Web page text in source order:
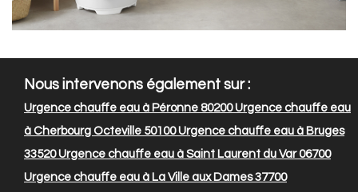
Nous intervenons également sur :
Urgence chauffe eau à Péronne 80200Urgence chauffe eau
à Cherbourg Octeville 50100Urgence chauffe eau à Bruges
33520Urgence chauffe eau à Saint Laurent du Var 06700
Urgence chauffe eau à La Ville aux Dames 37700